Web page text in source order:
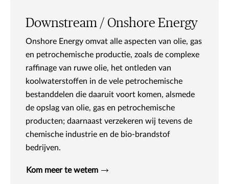
Downstream / Onshore Energy
Onshore Energy omvat alle aspecten van olie, gas
en petrochemische productie, zoals de complexe
raffinage van ruwe olie, het ontleden van
koolwaterstoffen in de vele petrochemische
bestanddelen die daaruit voort komen, alsmede
de opslag van olie, gas en petrochemische
producten; daarnaast verzekeren wij tevens de
chemische industrie en de bio-brandstof
bedrijven.
Kom meer te wetem